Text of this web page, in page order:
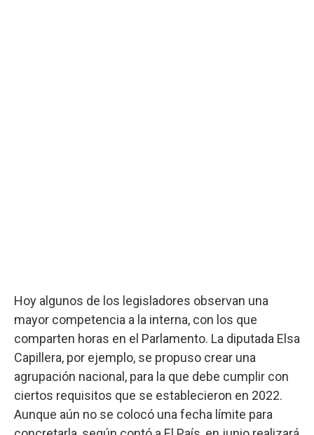
Hoy algunos de los legisladores observan una
mayor competencia a la interna, con los que
comparten horas en el Parlamento. La diputada Elsa
Capillera, por ejemplo, se propuso crear una
agrupación nacional, para la que debe cumplir con
ciertos requisitos que se establecieron en 2022.
Aunque aún no se colocó una fecha límite para